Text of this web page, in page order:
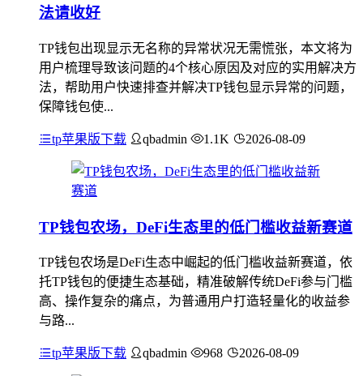
法请收好
TP钱包出现显示无名称的异常状况无需慌张，本文将为
用户梳理导致该问题的4个核心原因及对应的实用解决方
法，帮助用户快速排查并解决TP钱包显示异常的问题，
保障钱包使...
tp苹果版下载 qbadmin 1.1K 2026-08-09
TP钱包农场，DeFi生态里的低门槛收益新赛道
TP钱包农场是DeFi生态中崛起的低门槛收益新赛道，依
托TP钱包的便捷生态基础，精准破解传统DeFi参与门槛
高、操作复杂的痛点，为普通用户打造轻量化的收益参
与路...
tp苹果版下载 qbadmin 968 2026-08-09